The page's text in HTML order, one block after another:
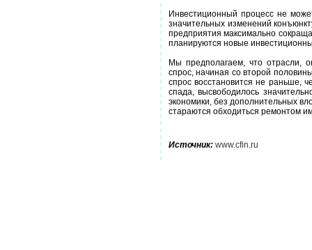
Инвестиционный процесс не
значительных изменений
предприятия максимально
планируются новые
Мы предполагаем, что отрасли,
спрос, начиная со второй
спрос восстановится не раньше,
спада, высвободилось
экономики, без дополнительных
стараются обходиться ремонтом
Источник: www.cfin.ru